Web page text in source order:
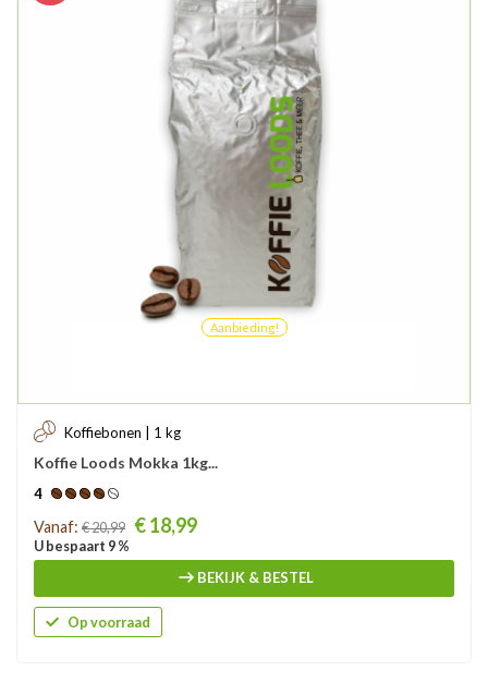
Aanbieding!
Koffiebonen | 1 kg
Koffie Loods Mokka 1kg...
4
Prijs
Vanaf: € 20,99 € 18,99
U bespaart 9 %
BEKIJK & BESTEL
Op voorraad